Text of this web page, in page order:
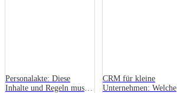
Personalakte: Diese
Inhalte und Regeln musst
CRM für kleine
Unternehmen: Welche